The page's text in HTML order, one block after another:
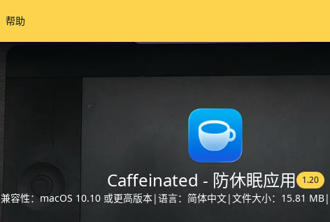
帮助
Caffeinated - 防休眠应用 1.20
兼容性：macOS 10.10 或更高版本|语言：简体中文|文件大小：15.81 MB|